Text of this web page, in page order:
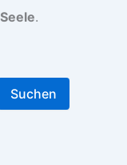
Seele.
Suchen